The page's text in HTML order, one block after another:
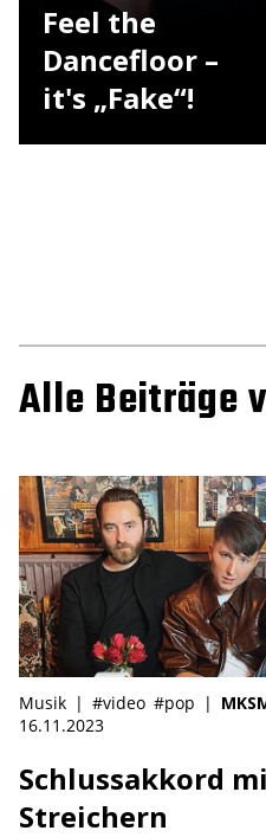
Feel the
Dancefloor –
it's „Fake“!
Alle Beiträge
Musik | #video #pop |
16.11.2023
Schlussakkord
Streichern